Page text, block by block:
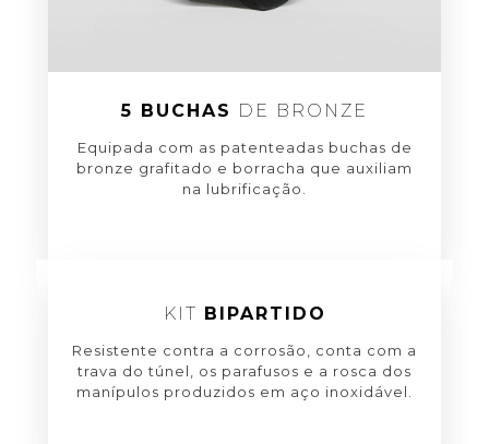
5 BUCHAS DE BRONZE
Equipada com as patenteadas buchas de
bronze grafitado e borracha que auxiliam
na lubrificação.
KIT BIPARTIDO
Resistente contra a corrosão, conta com a
trava do túnel, os parafusos e a rosca dos
manípulos produzidos em aço inoxidável.